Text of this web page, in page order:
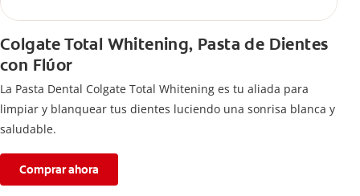
Colgate Total Whitening, Pasta de Dientes
con Flúor
La Pasta Dental Colgate Total Whitening es tu aliada para
limpiar y blanquear tus dientes luciendo una sonrisa blanca y
saludable.
Comprar ahora